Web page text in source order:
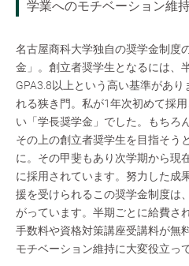
学業へのモチベーション維
名古屋商科大学独自の奨学金制度
金」。創立者奨学生となるには、
GPA3.8以上という高い基準があ
れる狭き門。私が1年次初めて採
い「学長奨学金」でした。もちろ
その上の創立者奨学生を目指そう
に。その甲斐もあり次学期から現
に採用されています。努力した成
援を受けられるこの奨学金制度は
がっています。半期ごとに給費さ
手数料や資格対策講座受講料が無
モチベーション維持に大変役立っ